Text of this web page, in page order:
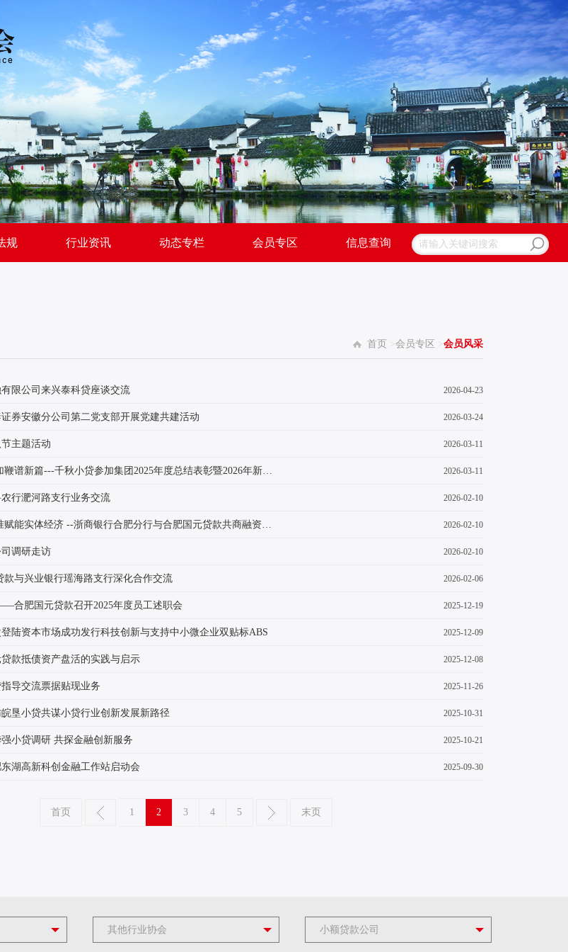
规 行业资讯 动态专栏 会员专区 信息查询
首页 >会员专区 >会员风采
2026-04-23
限公司来兴泰科贷座谈交流
2026-03-24
券安徽分公司第二党支部开展党建共建活动
2026-03-11
主题活动
2026-03-11
凝心聚力谋发展 快马加鞭谱新篇---千秋小贷参加集团2025年度总结表彰暨2026年新春启...
2026-02-10
行淝河路支行业务交流
2026-02-10
银企协同拓展渠道 精准赋能实体经济 --浙商银行合肥分行与合肥国元贷款共商融资合作
2026-02-10
调研走访
2026-02-06
款与兴业银行瑶海路支行深化合作交流​
2025-12-19
合肥国元贷款召开2025年度员工述职会
2025-12-09
陆资本市场成功发行科技创新与支持中小微企业双贴标ABS
2025-12-08
款抵债资产盘活的实践与启示
2025-11-26
导交流票据贴现业务
2025-10-31
垦小贷共谋小贷行业创新发展新路径
2025-10-21
小贷调研 共探金融创新服务
2025-09-30
湖高新科创金融工作站启动会
首页 1 2 3 4 5 末页
其他行业协会 小额贷款公司